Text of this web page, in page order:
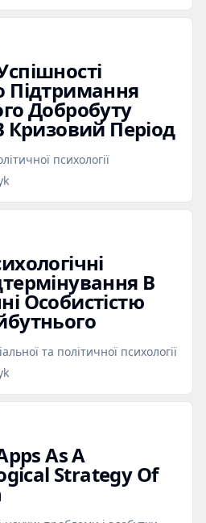
Підтримання
Добробуту
Кризовий Період
психології
В
Особистістю
та політичної психології
As A
Strategy Of